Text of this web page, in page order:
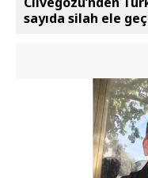
sayıda silah ele